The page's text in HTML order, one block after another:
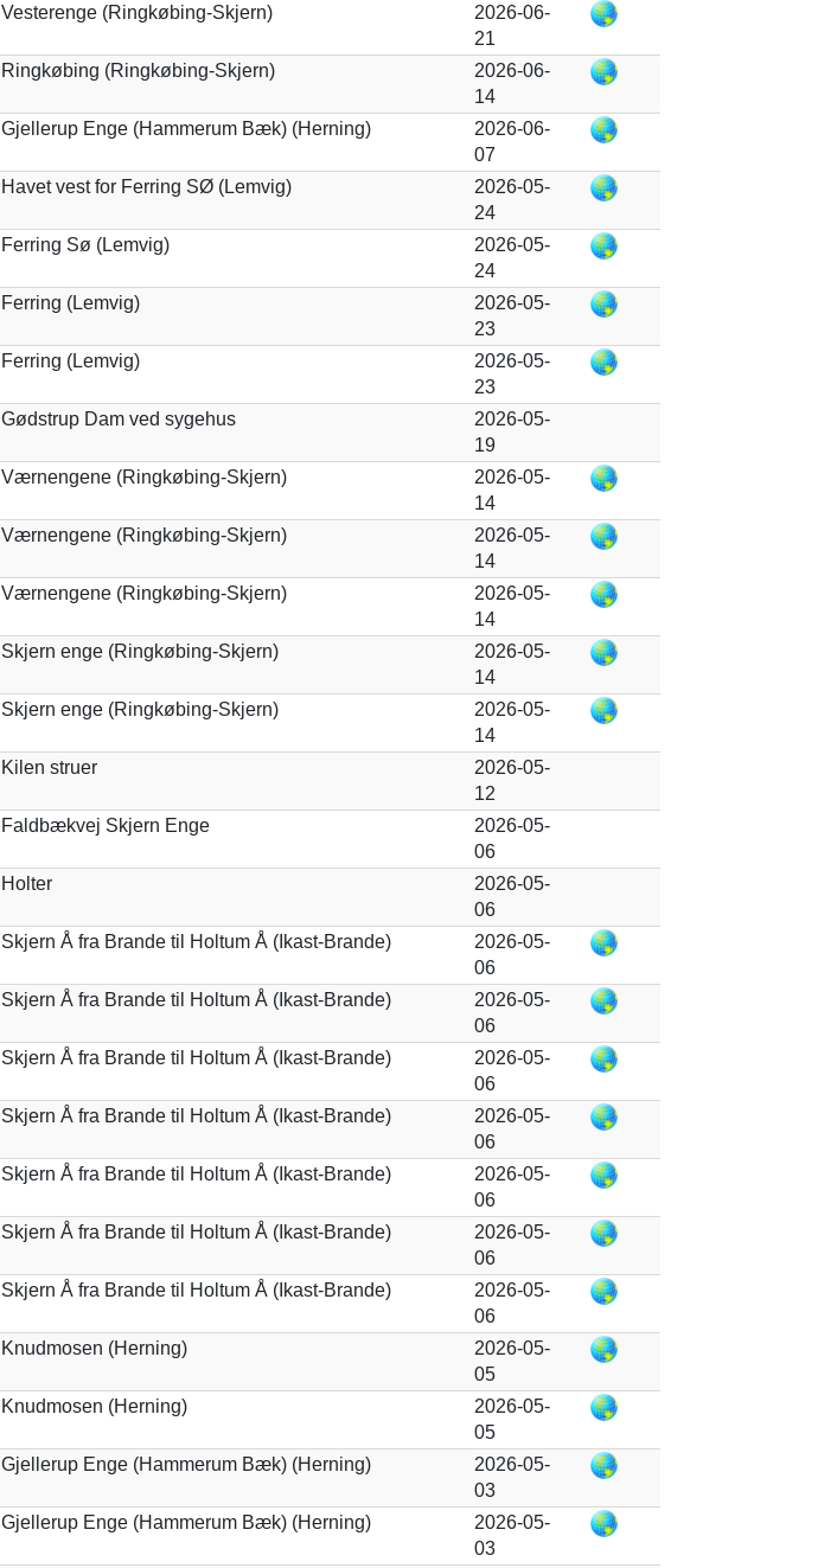
Vesterenge (Ringkøbing-Skjern)
2026-06-
21
Ringkøbing (Ringkøbing-Skjern)
2026-06-
14
Gjellerup Enge (Hammerum Bæk) (Herning)
2026-06-
07
Havet vest for Ferring SØ (Lemvig)
2026-05-
24
Ferring Sø (Lemvig)
2026-05-
24
Ferring (Lemvig)
2026-05-
23
Ferring (Lemvig)
2026-05-
23
Gødstrup Dam ved sygehus
2026-05-
19
Værnengene (Ringkøbing-Skjern)
2026-05-
14
Værnengene (Ringkøbing-Skjern)
2026-05-
14
Værnengene (Ringkøbing-Skjern)
2026-05-
14
Skjern enge (Ringkøbing-Skjern)
2026-05-
14
Skjern enge (Ringkøbing-Skjern)
2026-05-
14
Kilen struer
2026-05-
12
Faldbækvej Skjern Enge
2026-05-
06
Holter
2026-05-
06
Skjern Å fra Brande til Holtum Å (Ikast-Brande)
2026-05-
06
Skjern Å fra Brande til Holtum Å (Ikast-Brande)
2026-05-
06
Skjern Å fra Brande til Holtum Å (Ikast-Brande)
2026-05-
06
Skjern Å fra Brande til Holtum Å (Ikast-Brande)
2026-05-
06
Skjern Å fra Brande til Holtum Å (Ikast-Brande)
2026-05-
06
Skjern Å fra Brande til Holtum Å (Ikast-Brande)
2026-05-
06
Skjern Å fra Brande til Holtum Å (Ikast-Brande)
2026-05-
06
Knudmosen (Herning)
2026-05-
05
Knudmosen (Herning)
2026-05-
05
Gjellerup Enge (Hammerum Bæk) (Herning)
2026-05-
03
Gjellerup Enge (Hammerum Bæk) (Herning)
2026-05-
03